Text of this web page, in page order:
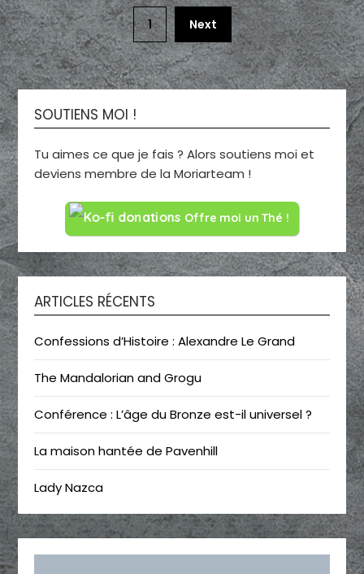
1 Next
SOUTIENS MOI !
Tu aimes ce que je fais ? Alors soutiens moi et
deviens membre de la Moriarteam !
Offre moi un Thé !
ARTICLES RÉCENTS
Confessions d’Histoire : Alexandre Le Grand
The Mandalorian and Grogu
Conférence : L’âge du Bronze est-il universel ?
La maison hantée de Pavenhill
Lady Nazca